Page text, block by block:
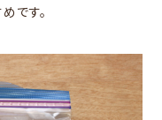
です。